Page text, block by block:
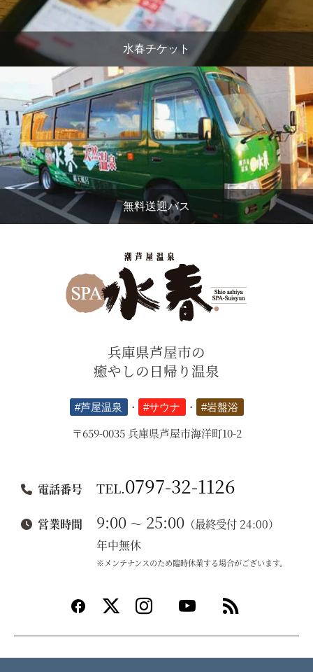
水春チケット
無料送迎バス
兵庫県芦屋市の
癒やしの日帰り温泉
#芦屋温泉 ・ #サウナ ・ #岩盤浴
〒659-0035 兵庫県芦屋市海洋町10-2
電話番号 TEL.0797-32-1126
営業時間 9:00 ～ 25:00 （最終受付 24:00）
年中無休
※メンテナンスのため臨時休業する場合がございます。